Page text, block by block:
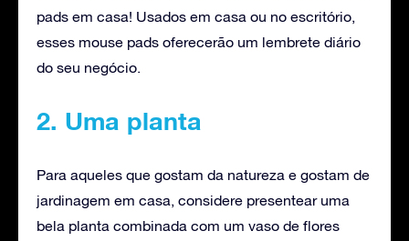
pads em casa! Usados em casa ou no escritório,
esses mouse pads oferecerão um lembrete diário
do seu negócio.
2. Uma planta
Para aqueles que gostam da natureza e gostam de
jardinagem em casa, considere presentear uma
bela planta combinada com um vaso de flores